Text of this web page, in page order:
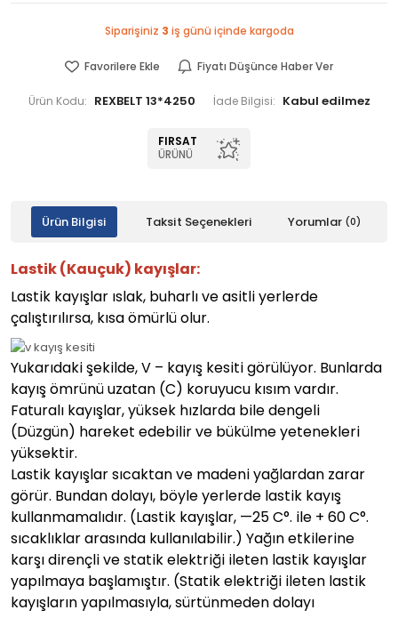
Siparişiniz 3 iş günü içinde kargoda
Favorilere Ekle Fiyatı Düşünce Haber Ver
Ürün Kodu: REXBELT 13*4250 İade Bilgisi:
FIRSAT
ÜRÜNÜ
Ürün Bilgisi Taksit Seçenekleri Yorumlar (0)
Lastik (Kauçuk) kayışlar:
Lastik kayışlar ıslak, buharlı ve asitli yerlerde
çalıştırılırsa, kısa ömürlü olur.
Yukarıdaki şekilde, V – kayış kesiti görülüyor. Bunlarda
kayış ömrünü uzatan (C) koruyucu kısım vardır.
Faturalı kayışlar, yüksek hızlarda bile dengeli
(Düzgün) hareket edebilir ve bükülme yetenekleri
yüksektir.
Lastik kayışlar sıcaktan ve madeni yağlardan zarar
görür. Bundan dolayı, böyle yerlerde lastik kayış
kullanmamalıdır. (Lastik kayışlar, —25 C°. ile + 60 C°.
sıcaklıklar arasında kullanılabilir.) Yağın etkilerine
karşı dirençli ve statik elektriği ileten lastik kayışlar
yapılmaya başlamıştır. (Statik elektriği ileten lastik
kayışların yapılmasıyla, sürtünmeden dolayı